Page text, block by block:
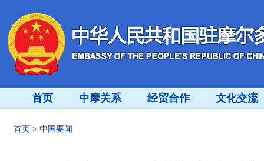
首页 中摩关系 经贸合作 文化交流
首页 > 中国要闻